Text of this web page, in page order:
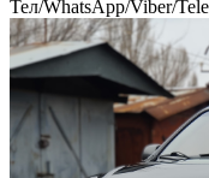
Тел/WhatsApp/Viber/